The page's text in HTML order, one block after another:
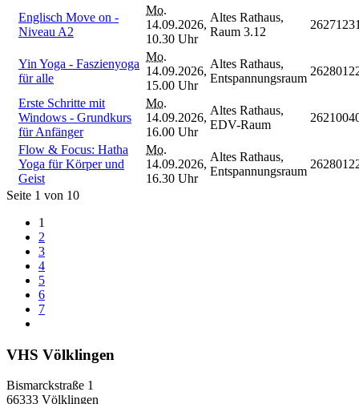
Englisch Move on -
Niveau A2
Mo.
14.09.2026,
10.30 Uhr
Altes Rathaus,
Raum 3.12
Yin Yoga - Faszienyoga
für alle
Mo.
14.09.2026,
15.00 Uhr
Altes Rathaus,
Entspannungsraum
Erste Schritte mit
Windows - Grundkurs
für Anfänger
Mo.
14.09.2026,
16.00 Uhr
Altes Rathaus,
EDV-Raum
Flow & Focus: Hatha
Yoga für Körper und
Geist
Mo.
14.09.2026,
16.30 Uhr
Altes Rathaus,
Entspannungsraum
Seite 1 von 10
1
2
3
4
5
6
7
VHS Völklingen
Bismarckstraße 1
66333 Völklingen